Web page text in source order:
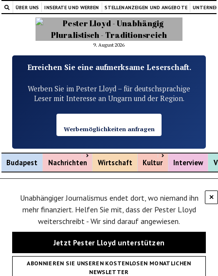
ÜBER UNS INSERATE UND WERBEN STELLENANZEIGEN UND ANGEBOTE
9. August 2026
Erreichen Sie eine aufmerksame Leserschaft.
Werben Sie im Pester Lloyd – für deutschsprachige
Leser mit Interesse an Ungarn und der Region.
Werbemöglichkeiten anfragen
Budapest Nachrichten
Menü öffnen
Wirtschaft Kultur
Menü öffnen
Interview
×
Unabhängiger Journalismus endet dort, wo niemand ihn
mehr finanziert. Helfen Sie mit, dass der Pester Lloyd
weiterschreibt - Wir sind darauf angewiesen.
Jetzt Pester Lloyd unterstützen
ABONNIEREN SIE UNSEREN KOSTENLOSEN MONATLICHEN
NEWSLETTER